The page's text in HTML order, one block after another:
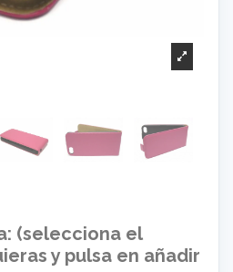
(selecciona el
y pulsa en añadir